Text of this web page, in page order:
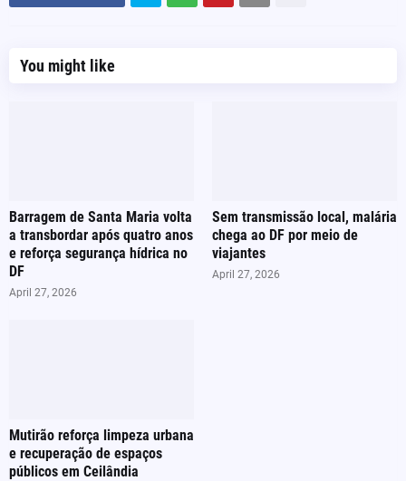
You might like
Barragem de Santa Maria volta
a transbordar após quatro anos
e reforça segurança hídrica no
DF
April 27, 2026
Sem transmissão local, malária
chega ao DF por meio de
viajantes
April 27, 2026
Mutirão reforça limpeza urbana
e recuperação de espaços
públicos em Ceilândia